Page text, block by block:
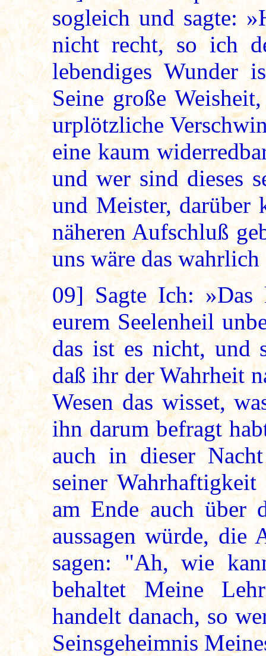
sogleich und sagte:
nicht recht, so ich
lebendiges Wunder
Seine große
urplötzliche
eine kaum
und wer sind dieses
und Meister, darüber
näheren Aufschluß
uns wäre das
09]Sagte Ich: »Das
eurem Seelenheil
das ist es nicht, und
daß ihr der Wahrheit
Wesen das wisset,
ihn darum befragt
auch in dieser
seiner
am Ende auch über
aussagen würde, die
sagen: "Ah, wie
behaltet Meine
handelt danach, so
Seinsgeheimnis